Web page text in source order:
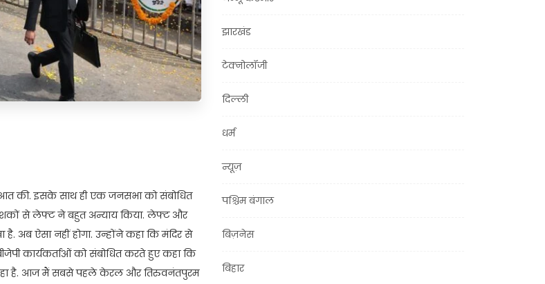
की. इसके साथ ही एक जनसभा को संबोधित
दशकों से लेफ्ट ने बहुत अन्याय किया. लेफ्ट और
अब ऐसा नहीं होगा. उन्होंने कहा कि मंदिर से
कार्यकर्ताओं को संबोधित करते हुए कहा कि
रहा है. आज मैं सबसे पहले केरल और तिरुवनंतपुरम
झारखंड
टेक्नोलॉजी
दिल्ली
धर्म
न्यूज़
पश्चिम बंगाल
बिज़नेस
बिहार